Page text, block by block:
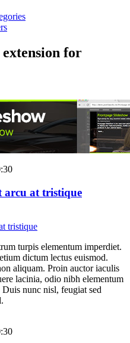
for
arcu at tristique
turpis elementum imperdiet.
dictum lectus euismod.
aliquam. Proin auctor iaculis
lacinia, odio nibh elementum
nunc nisl, feugiat sed